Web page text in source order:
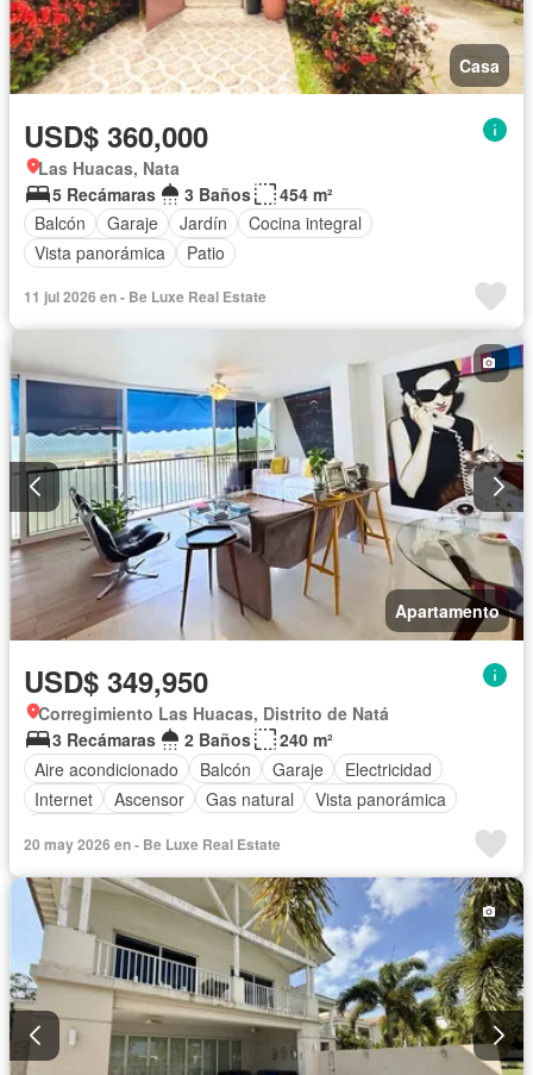
Casa
USD$ 360,000
Las Huacas, Nata
5 Recámaras
3 Baños
454 m²
Balcón
Garaje Jardín
Cocina integral
Vista panorámica
Patio
11 jul 2026 en - Be Luxe Real Estate
Apartamento
USD$ 349,950
Corregimiento Las Huacas, Distrito de Natá
3 Recámaras
2 Baños
240 m²
Aire acondicionado
Balcón Garaje
Electricidad
Internet
Ascensor Gas natural
Vista panorámica
20 may 2026 en - Be Luxe Real Estate